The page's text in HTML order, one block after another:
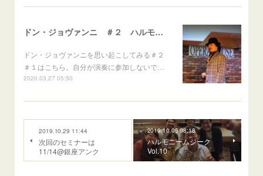
ドン・ジョヴァンニ ＃２ ハルモニームジーク vol.15
ドン・ジョヴァンニを思い起こしてみる＃２
＃１はこちら。自分が演奏に参加しないで…
2020.03.27 05:50
2019.10.29 11:44
次回のセミナーは
11/14@銀座アンク
2019.10.05 08:18
ハルモニームジーク
Vol.10